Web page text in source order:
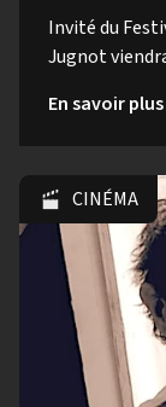
Invité du
Jugnot
En savoir plus
CINÉMA